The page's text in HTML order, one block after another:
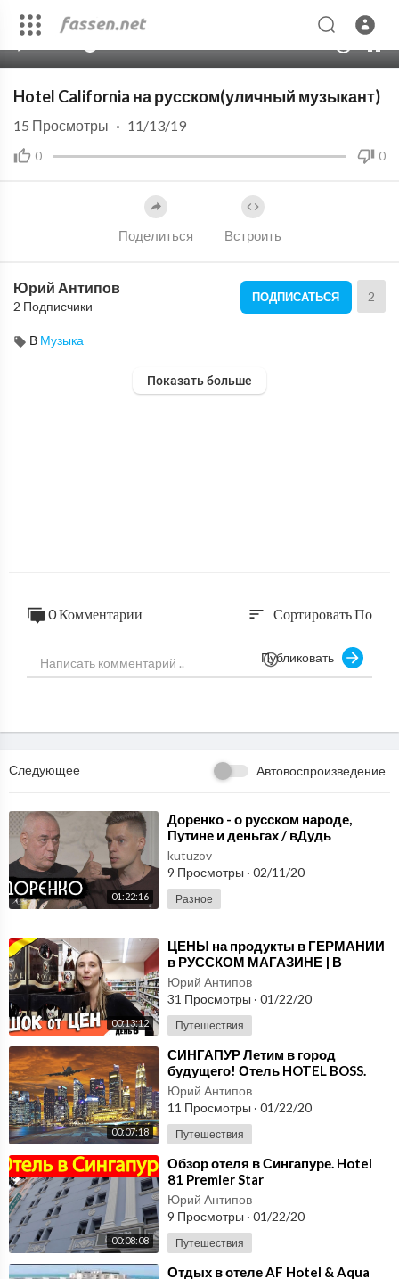
Hotel California на русском(уличный музыкант)
0 0
15 Просмотры · 11/13/19
Поделиться Встроить
Юрий Антипов
2 Подписчики
ПОДПИСАТЬСЯ 2
В Музыка
Показать больше
0 Комментарии sort Сортировать По
Публиковать
Следующее Автовоспроизведение
01:22:16
⁣Доренко - о русском народе,
Путине и деньгах / вДудь
kutuzov
9 Просмотры · 02/11/20
Разное
00:13:12
⁣ЦЕНЫ на продукты в ГЕРМАНИИ
в РУССКОМ МАГАЗИНЕ | В
России такое не продают!
Юрий Антипов
31 Просмотры · 01/22/20
Путешествия
00:07:18
⁣СИНГАПУР Летим в город
будущего! Отель HOTEL BOSS.
Цены в Сингапуре Отдых в ЮВА
влог
Юрий Антипов
11 Просмотры · 01/22/20
Путешествия
00:08:08
⁣Обзор отеля в Сингапуре. Hotel
81 Premier Star
Юрий Антипов
9 Просмотры · 01/22/20
Путешествия
⁣Отдых в отеле AF Hotel & Aqua